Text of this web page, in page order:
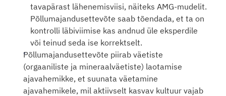
tavapärast lähenemisviisi, näiteks AMG-mudelit.
Põllumajandusettevõte saab tõendada, et ta on
kontrolli läbiviimise kas andnud üle eksperdile
või teinud seda ise korrektselt.
Põllumajandusettevõte piirab väetiste
(orgaaniliste ja mineraalväetiste) laotamise
ajavahemikke, et suunata väetamine
ajavahemikele, mil aktiivselt kasvav kultuur vajab